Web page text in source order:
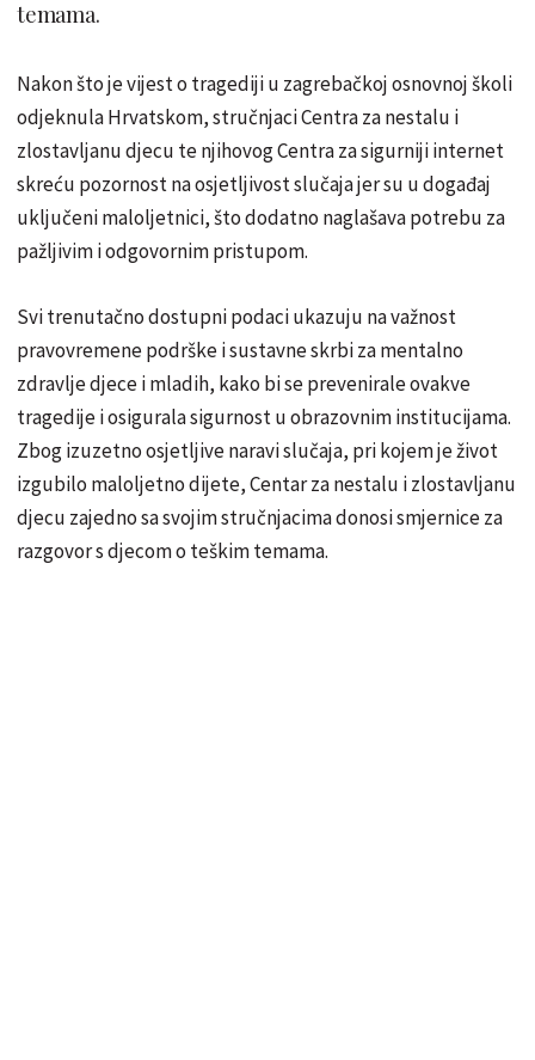
temama.
Nakon što je vijest o tragediji u zagrebačkoj osnovnoj školi
odjeknula Hrvatskom, stručnjaci Centra za nestalu i
zlostavljanu djecu te njihovog Centra za sigurniji internet
skreću pozornost na osjetljivost slučaja jer su u događaj
uključeni maloljetnici, što dodatno naglašava potrebu za
pažljivim i odgovornim pristupom.
Svi trenutačno dostupni podaci ukazuju na važnost
pravovremene podrške i sustavne skrbi za mentalno
zdravlje djece i mladih, kako bi se prevenirale ovakve
tragedije i osigurala sigurnost u obrazovnim institucijama.
Zbog izuzetno osjetljive naravi slučaja, pri kojem je život
izgubilo maloljetno dijete, Centar za nestalu i zlostavljanu
djecu zajedno sa svojim stručnjacima donosi smjernice za
razgovor s djecom o teškim temama.